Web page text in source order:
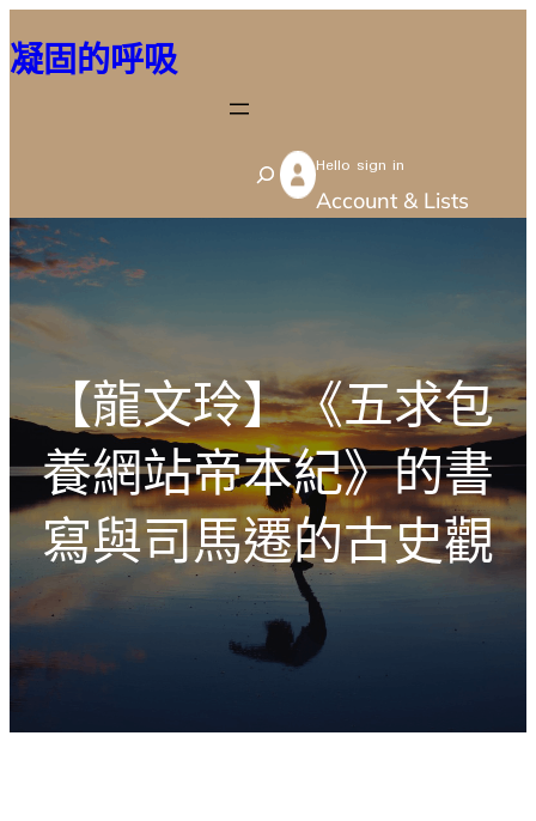
至
容
凝固的呼吸
S
e
Hello sign in
Account & Lists
【龍文玲】《五求包
養網站帝本紀》的書
寫與司馬遷的古史觀